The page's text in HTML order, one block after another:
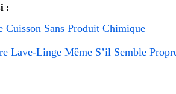
:
Cuisson Sans Produit Chimique
Lave-Linge Même S’il Semble